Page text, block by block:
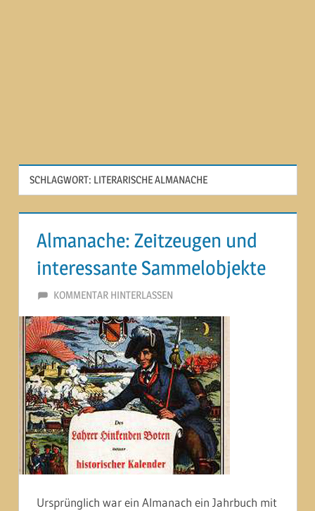
SCHLAGWORT: LITERARISCHE ALMANACHE
Almanache: Zeitzeugen und
interessante Sammelobjekte
29. JUNI 2014
MARTINA BERG
KOMMENTAR HINTERLASSEN
Ursprünglich war ein Almanach ein Jahrbuch mit